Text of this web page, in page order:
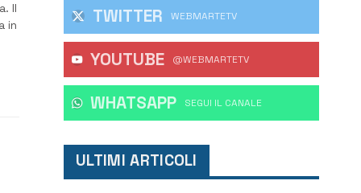
Il
in
TWITTER WEBMARTETV
YOUTUBE @WEBMARTETV
WHATSAPP ‎SEGUI IL CANALE
ULTIMI ARTICOLI